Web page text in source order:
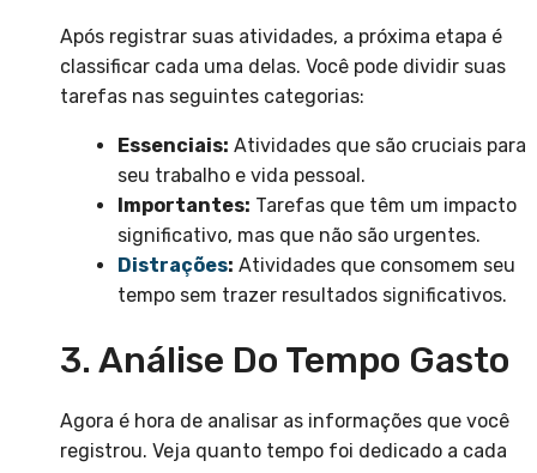
Após registrar suas atividades, a próxima etapa é
classificar cada uma delas. Você pode dividir suas
tarefas nas seguintes categorias:
Essenciais: Atividades que são cruciais para
seu trabalho e vida pessoal.
Importantes: Tarefas que têm um impacto
significativo, mas que não são urgentes.
Distrações: Atividades que consomem seu
tempo sem trazer resultados significativos.
3. Análise Do Tempo Gasto
Agora é hora de analisar as informações que você
registrou. Veja quanto tempo foi dedicado a cada